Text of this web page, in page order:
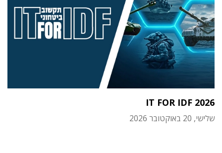
IT FOR IDF 2026
שלישי, 20 באוקטובר 2026